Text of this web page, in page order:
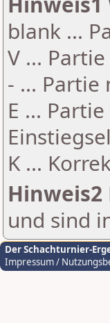
blank ...
V ...
- ... Partie
E ...
K ...
Hinweis2
und sind
Der Schachturnier-
Impressum /